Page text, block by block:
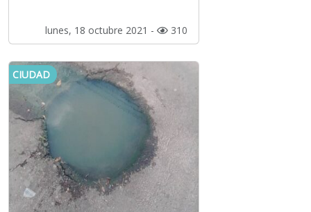
lunes, 18 octubre 2021 - 310
CIUDAD